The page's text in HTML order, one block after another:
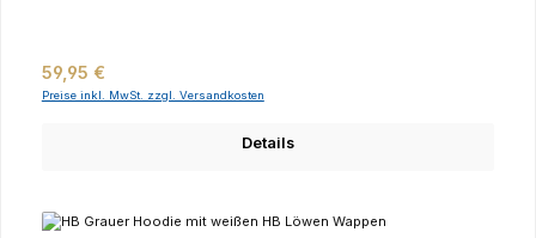
Regulärer Preis:
59,95 €
Preise inkl. MwSt. zzgl. Versandkosten
Details